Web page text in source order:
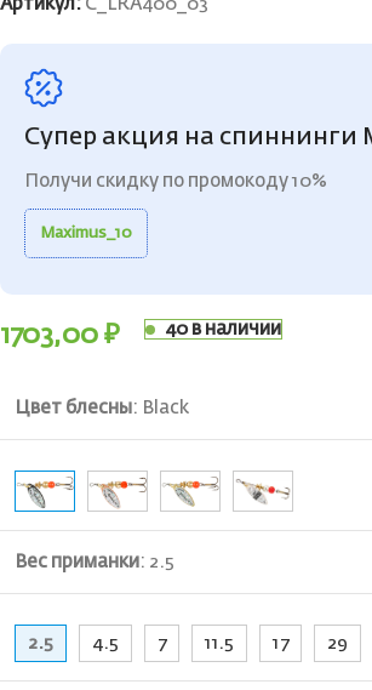
Артикул: C_LRA400_03
Супер акция на спиннинги
Получи скидку по промокоду 10%
Maximus_10
1703,00 ₽ 40 в наличии
Цвет блесны: Black
Вес приманки: 2.5
2.5 4.5 7 11.5 17 29